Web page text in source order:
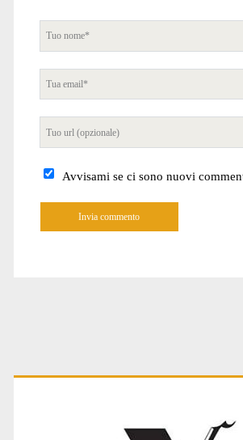
nome
email
sito
Avvisami se ci sono nuovi
i
Primary